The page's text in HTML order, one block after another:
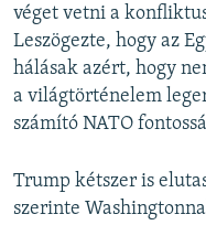
véget vetni a
Leszögezte, hogy az
hálásak azért, hogy
a világtörténelem
számító NATO
Trump kétszer is
szerinte